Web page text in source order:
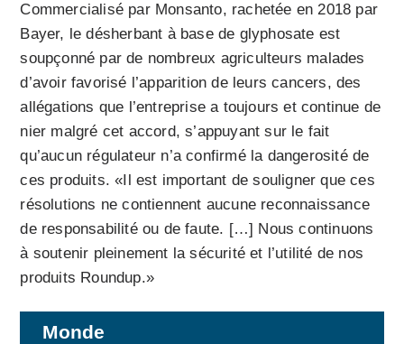
Commercialisé par Monsanto, rachetée en 2018 par
Bayer, le désherbant à base de glyphosate est
soupçonné par de nombreux agriculteurs malades
d’avoir favorisé l’apparition de leurs cancers, des
allégations que l’entreprise a toujours et continue de
nier malgré cet accord, s’appuyant sur le fait
qu’aucun régulateur n’a confirmé la dangerosité de
ces produits. «Il est important de souligner que ces
résolutions ne contiennent aucune reconnaissance
de responsabilité ou de faute. […] Nous continuons
à soutenir pleinement la sécurité et l’utilité de nos
produits Roundup.»
Monde